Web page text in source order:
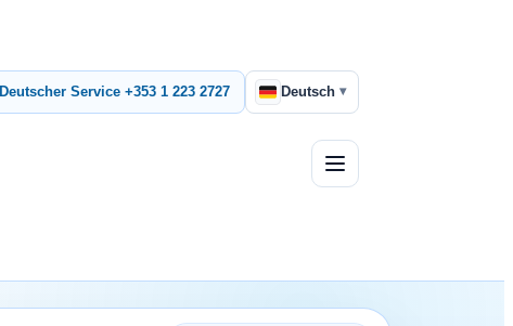
Deutscher Service +353 1 223 2727 Deutsch ▾